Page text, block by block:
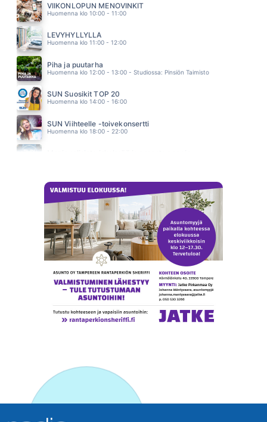
BEATLES
08.43
VIIKONLOPUN MENOVINKIT
Huomenna klo 10:00 - 11:00
LEVYHYLLYLLÄ
Huomenna klo 11:00 - 12:00
Piha ja puutarha
Huomenna klo 12:00 - 13:00 - Studiossa: Pinsiön Taimisto
SUN Suosikit TOP 20
Huomenna klo 14:00 - 16:00
SUN Viihteelle -toivekonsertti
Huomenna klo 18:00 - 22:00